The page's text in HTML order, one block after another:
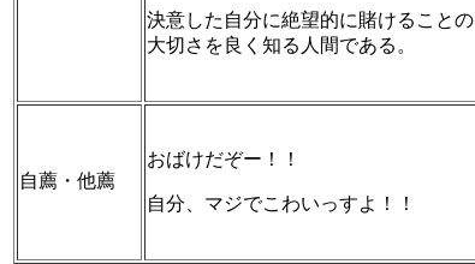
決意した自分に絶望的に賭けることの
大切さを良く知る人間である。
自薦・他薦
おばけだぞー！！
自分、マジでこわいっすよ！！